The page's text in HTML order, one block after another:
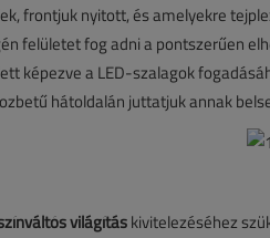
frontjuk nyitott, és amelyekre
felületet fog adni a pontszerűen
képezve a LED-szalagok
hátoldalán juttatjuk annak
világításkivitelezéséhez